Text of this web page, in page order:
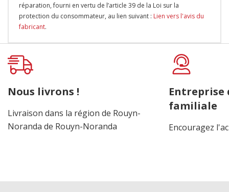
réparation, fourni en vertu de l’article 39 de la Loi sur la
protection du consommateur, au lien suivant : Lien vers l'avis du
fabricant.
Onglet
personnalisé
Nous livrons !
Livraison dans la région de Rouyn-
Noranda de Rouyn-Noranda
Entreprise
familiale
Encouragez